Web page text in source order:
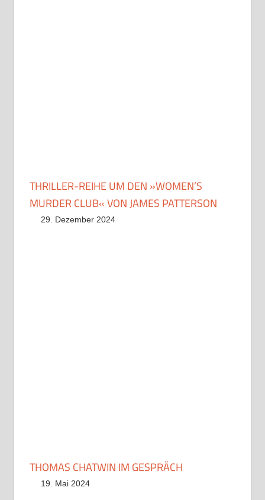
THRILLER-REIHE UM DEN »WOMEN’S
MURDER CLUB« VON JAMES PATTERSON
29. Dezember 2024
THOMAS CHATWIN IM GESPRÄCH
19. Mai 2024